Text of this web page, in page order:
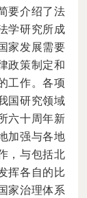
要介绍了法
学研究所成
家发展需要
政策制定和
工作。各项
国研究领域
六十周年新
加强与各地
，与包括北
挥各自的比
家治理体系